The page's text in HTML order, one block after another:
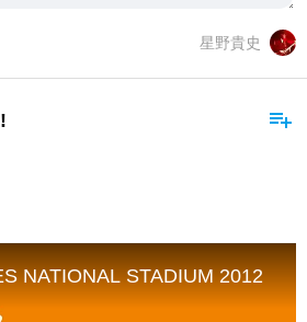
星野貴史
playlist_add
NATIONAL STADIUM 2012